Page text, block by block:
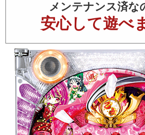
メンテナンス済な
安心して遊べ